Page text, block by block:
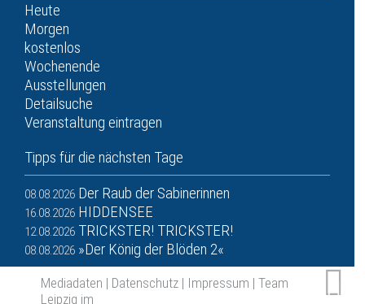
Heute
Morgen
kostenlos
Wochenende
Ausstellungen
Detailsuche
Veranstaltung eintragen
Tipps für die nächsten Tage
08.08.2026 Der Raub der Sabinerinnen
16.08.2026 HIDDENSEE
12.08.2026 TRICKSTER! TRICKSTER!
08.08.2026 »Der König der Blöden 2«
Mediadaten | Datenschutz | Impressum | Team
Leipzig im